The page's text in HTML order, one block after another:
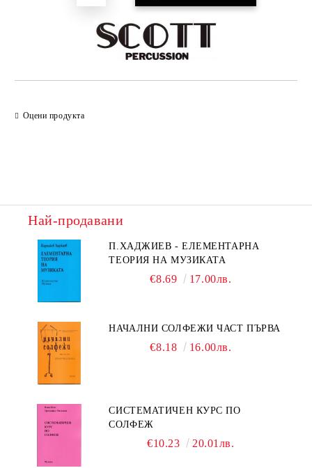
Оцени продукта
Най-продавани
П.ХАДЖИЕВ - ЕЛЕМЕНТАРНА
ТЕОРИЯ НА МУЗИКАТА
€8.69 17.00лв.
НАЧАЛНИ СОЛФЕЖИ ЧАСТ ПЪРВА
€8.18 16.00лв.
СИСТЕМАТИЧЕН КУРС ПО
СОЛФЕЖ
€10.23 20.01лв.